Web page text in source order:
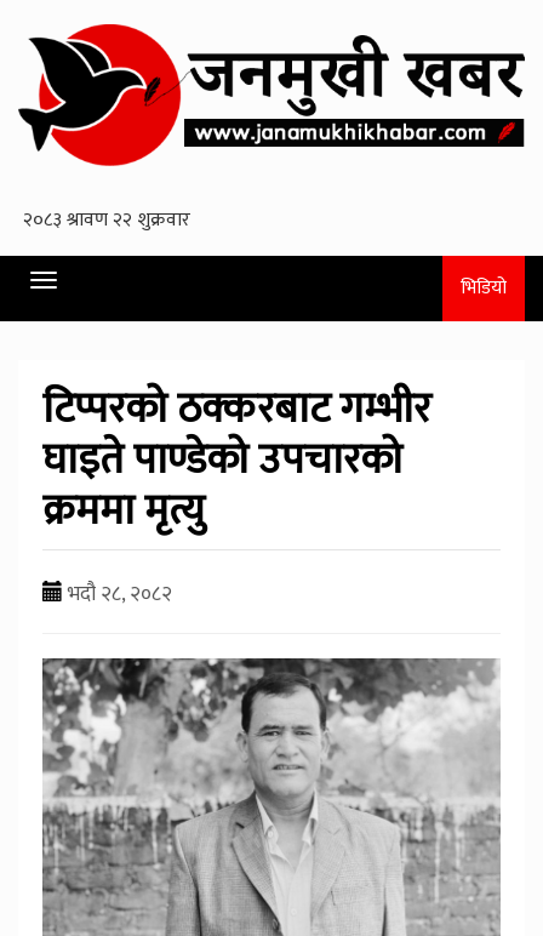
Toggle
navigation
भिडियो
टिप्परको ठक्करबाट गम्भीर
घाइते पाण्डेको उपचारको
क्रममा मृत्यु
भदौ २८, २०८२